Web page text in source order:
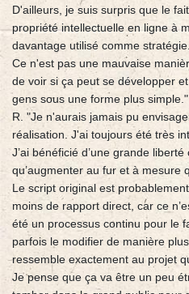
D'ailleurs, je suis surpris que le
propriété intellectuelle en ligne à
davantage utilisé comme stratégie.
Ce n'est pas une mauvaise
de voir si ça peut se développer
gens sous une forme plus simple."
R. "Je n'aurais jamais pu
réalisation. J'ai toujours été très
J’ai bénéficié d’une grande
qu’augmenter au fur et à mesure
Le script original est
moins de rapport direct, car ce
été un processus continu pour le
parfois le modifier de manière
ressemble exactement au projet
Je pense que ça va être un peu